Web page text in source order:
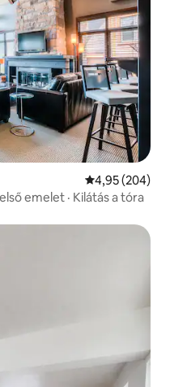
Átlagos
4,95 (204)
emelet · Kilátás a tóra